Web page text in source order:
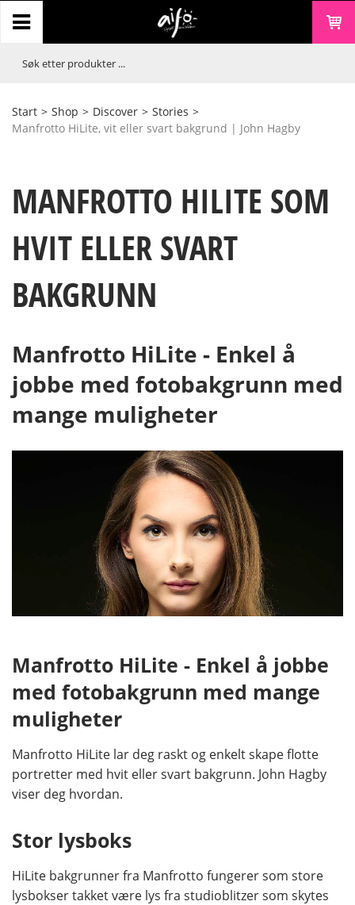
Start > Shop > Discover > Stories >
Manfrotto HiLite, vit eller svart bakgrund | John Hagby
MANFROTTO HILITE SOM
HVIT ELLER SVART
BAKGRUNN
Manfrotto HiLite - Enkel å
jobbe med fotobakgrunn med
mange muligheter
Manfrotto HiLite - Enkel å jobbe
med fotobakgrunn med mange
muligheter
Manfrotto HiLite lar deg raskt og enkelt skape flotte
portretter med hvit eller svart bakgrunn. John Hagby
viser deg hvordan.
Stor lysboks
HiLite bakgrunner fra Manfrotto fungerer som store
lysbokser takket være lys fra studioblitzer som skytes